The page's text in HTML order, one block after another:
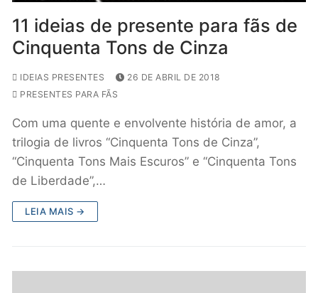
11 ideias de presente para fãs de
Cinquenta Tons de Cinza
IDEIAS PRESENTES
26 DE ABRIL DE 2018
PRESENTES PARA FÃS
Com uma quente e envolvente história de amor, a
trilogia de livros “Cinquenta Tons de Cinza”,
“Cinquenta Tons Mais Escuros” e “Cinquenta Tons
de Liberdade”,…
LEIA MAIS →